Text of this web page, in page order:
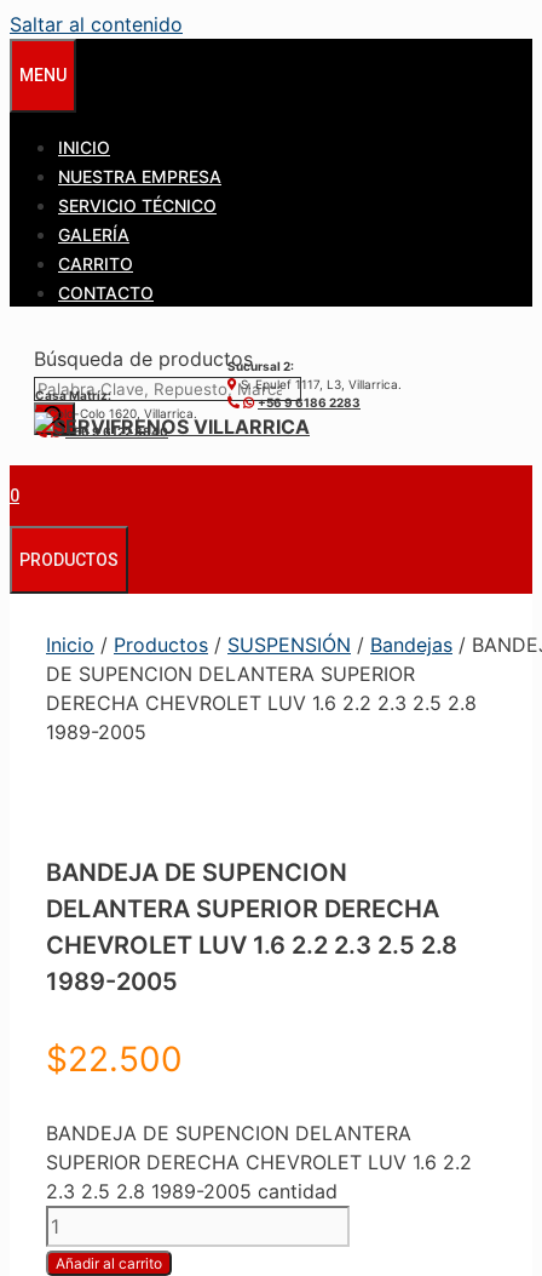
Saltar al contenido
MENU
INICIO
NUESTRA EMPRESA
SERVICIO TÉCNICO
GALERÍA
CARRITO
CONTACTO
Búsqueda de productos
Casa Matríz:
Colo-Colo 1620, Villarrica.
+56 9 6122 3840
Sucursal 2:
S. Epulef 1117, L3, Villarrica.
+56 9 6186 2283
0
PRODUCTOS
Inicio / Productos / SUSPENSIÓN / Bandejas /
DE SUPENCION DELANTERA SUPERIOR
DERECHA CHEVROLET LUV 1.6 2.2 2.3 2.5 2.8
1989-2005
BANDEJA DE SUPENCION
DELANTERA SUPERIOR DERECHA
CHEVROLET LUV 1.6 2.2 2.3 2.5 2.8
1989-2005
$22.500
BANDEJA DE SUPENCION DELANTERA
SUPERIOR DERECHA CHEVROLET LUV 1.6 2.2
2.3 2.5 2.8 1989-2005 cantidad
Añadir al carrito